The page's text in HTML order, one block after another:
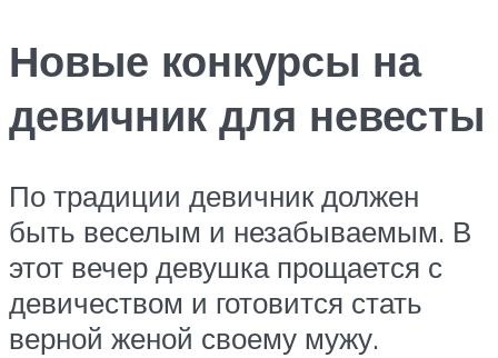
Новые конкурсы на
девичник для невесты
По традиции девичник должен
быть веселым и незабываемым. В
этот вечер девушка прощается с
девичеством и готовится стать
верной женой своему мужу.